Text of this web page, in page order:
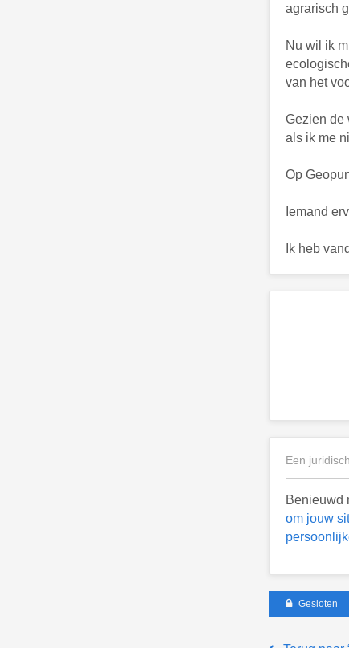
agrarisch
Nu wil ik
van het
Gezien de
als ik me
Op
Iemand
Ik heb
Een
Benieuwd
om jouw
Gesloten